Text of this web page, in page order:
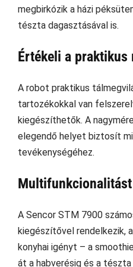
megbirkózik a házi
tészta dagasztásával is.
Értékeli a praktikus
A robot praktikus
tartozékokkal van
kiegészíthetők. A
elegendő helyet biztosít
tevékenységéhez.
A Sencor STM 7900
kiegészítővel rendelkezik,
konyhai igényt – a
át a habverésig és a tészta